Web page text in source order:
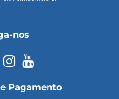
nos
Pagamento